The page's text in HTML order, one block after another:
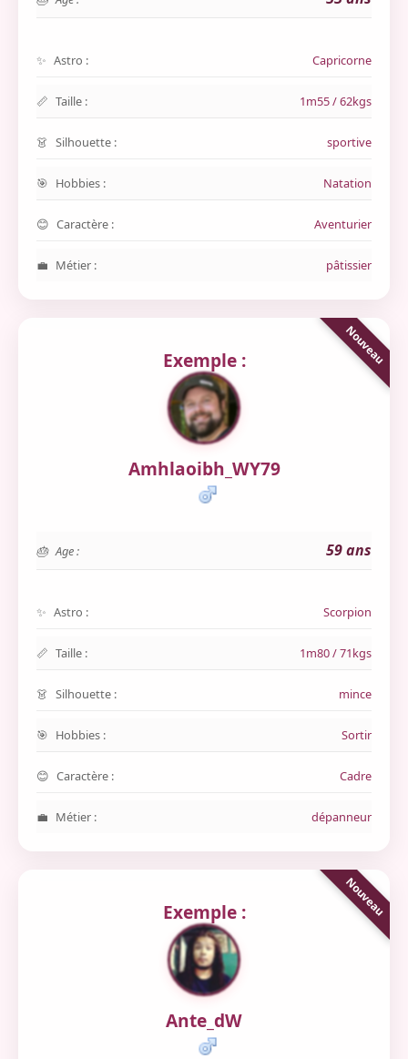
Astro : Capricorne
Taille : 1m55 / 62kgs
Silhouette : sportive
Hobbies : Natation
Caractère : Aventurier
Métier : pâtissier
Exemple :
Amhlaoibh_WY79
Age : 59 ans
Astro : Scorpion
Taille : 1m80 / 71kgs
Silhouette : mince
Hobbies : Sortir
Caractère : Cadre
Métier : dépanneur
Exemple :
Ante_dW